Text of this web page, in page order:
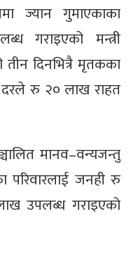
ज्यान गुमाएकाका
गराइएको मन्त्री
तीन दिनभित्रै मृतकका
रु २० लाख राहत
मानव–वन्यजन्तु
परिवारलाई जनही रु
उपलब्ध गराइएको